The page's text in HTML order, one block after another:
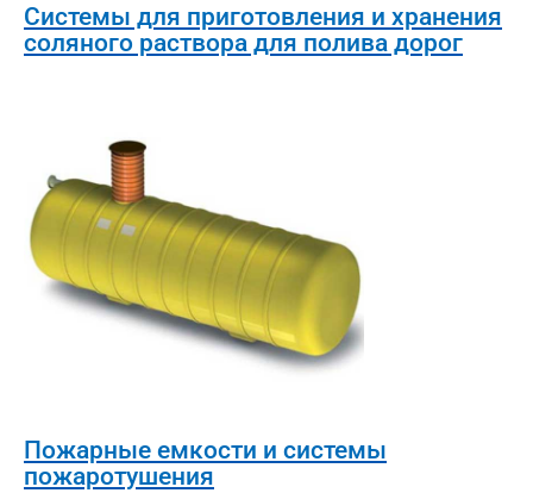
Системы для приготовления и хранения
соляного раствора для полива дорог
Пожарные емкости и системы
пожаротушения